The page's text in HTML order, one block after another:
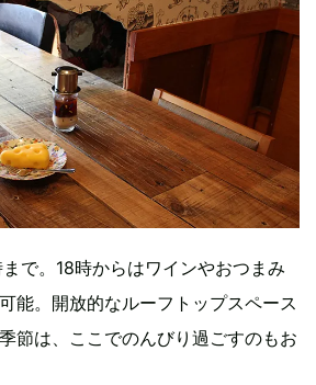
で。18時からはワインやおつまみ
能。開放的なルーフトップスペース
節は、ここでのんびり過ごすのもお